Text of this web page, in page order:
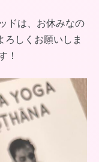
ドは、お休みなの
ろしくお願いしま
！